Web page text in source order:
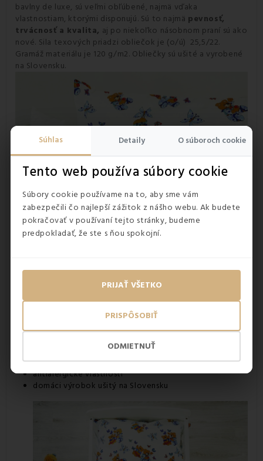
Súhlas Detaily O súboroch cookie
Tento web používa súbory cookie
Súbory cookie používame na to, aby sme vám
zabezpečili čo najlepší zážitok z nášho webu. Ak budete
pokračovať v používaní tejto stránky, budeme
predpokladať, že ste s ňou spokojní.
ODMIETNUŤ
PRISPÔSOBIŤ
PRIJAŤ VŠETKO
bavlny de luxe, sú veľmi obľúbené, najmä vďaka
vlastnostiam, ktorými disponujú. Sú to najmä pevnosť,
trvácnosť a kvalita, aj po niekoľko násobnom praní sú ako
nové. Sila texových priadzi obliečok je (o/ú) 25,5/22.
Gramáž materiálu je 120 g/m2. Obliečky sú ušité a vyrobené
na Slovensku.
Výhody obliečok
príjemný a hrejivý materiál
vhodné pre citlivú detskú pokožku
antialergické vlastnosti
domáci výrobok ušitý na Slovensku